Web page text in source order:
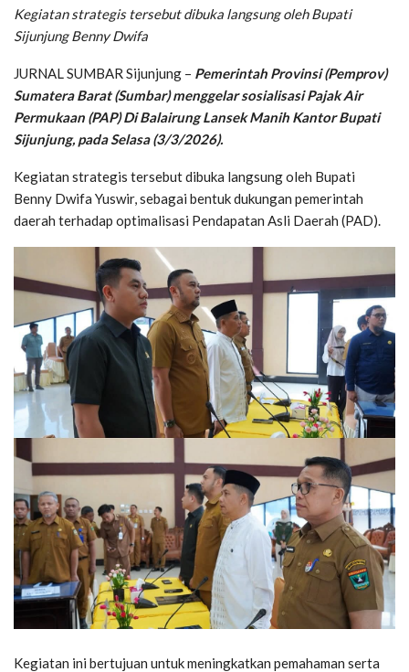
Kegiatan strategis tersebut dibuka langsung oleh Bupati
Sijunjung Benny Dwifa
JURNAL SUMBAR Sijunjung – Pemerintah Provinsi (Pemprov)
Sumatera Barat (Sumbar) menggelar sosialisasi Pajak Air
Permukaan (PAP) Di Balairung Lansek Manih Kantor Bupati
Sijunjung, pada Selasa (3/3/2026).
Kegiatan strategis tersebut dibuka langsung oleh Bupati
Benny Dwifa Yuswir, sebagai bentuk dukungan pemerintah
daerah terhadap optimalisasi Pendapatan Asli Daerah (PAD).
Kegiatan ini bertujuan untuk meningkatkan pemahaman serta